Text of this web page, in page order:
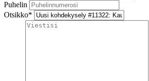
Puhelin
Otsikko*